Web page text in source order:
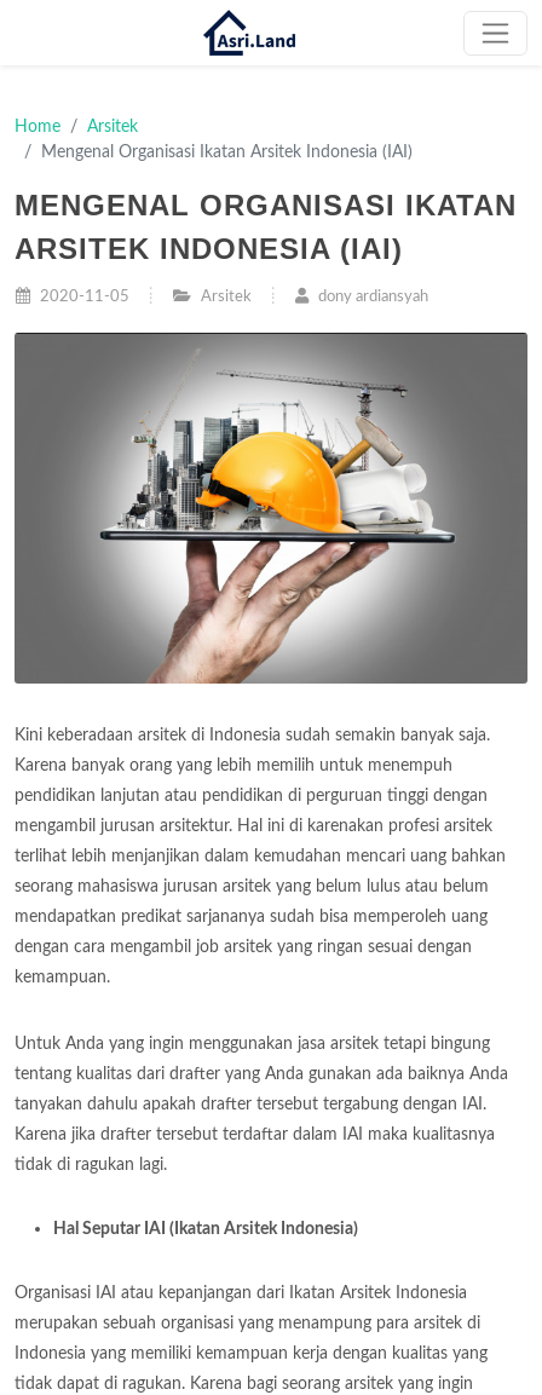
Home
Arsitek
Mengenal Organisasi Ikatan Arsitek Indonesia (IAI)
MENGENAL ORGANISASI IKATAN
ARSITEK INDONESIA (IAI)
2020-11-05 Arsitek dony ardiansyah
Kini keberadaan arsitek di Indonesia sudah semakin banyak saja.
Karena banyak orang yang lebih memilih untuk menempuh
pendidikan lanjutan atau pendidikan di perguruan tinggi dengan
mengambil jurusan arsitektur. Hal ini di karenakan profesi arsitek
terlihat lebih menjanjikan dalam kemudahan mencari uang bahkan
seorang mahasiswa jurusan arsitek yang belum lulus atau belum
mendapatkan predikat sarjananya sudah bisa memperoleh uang
dengan cara mengambil job arsitek yang ringan sesuai dengan
kemampuan.
Untuk Anda yang ingin menggunakan jasa arsitek tetapi bingung
tentang kualitas dari drafter yang Anda gunakan ada baiknya Anda
tanyakan dahulu apakah drafter tersebut tergabung dengan IAI.
Karena jika drafter tersebut terdaftar dalam IAI maka kualitasnya
tidak di ragukan lagi.
Hal Seputar IAI (Ikatan Arsitek Indonesia)
Organisasi IAI atau kepanjangan dari Ikatan Arsitek Indonesia
merupakan sebuah organisasi yang menampung para arsitek di
Indonesia yang memiliki kemampuan kerja dengan kualitas yang
tidak dapat di ragukan. Karena bagi seorang arsitek yang ingin